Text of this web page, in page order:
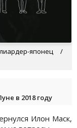
японец /
в 2018 году
Илон Маск,